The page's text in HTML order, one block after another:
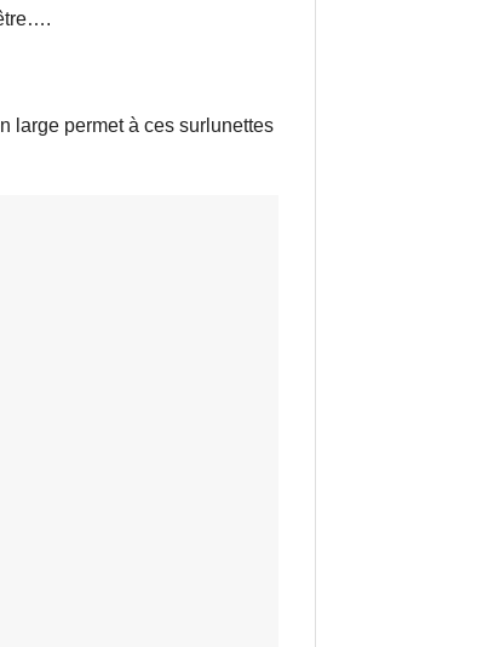
large permet à ces surlunettes